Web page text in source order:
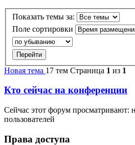
Показать темы за:
Поле сортировки
Новая тема 17 тем Страница 1 из 1
Кто сейчас на конференции
Сейчас этот форум просматривают:
пользователей
Права доступа